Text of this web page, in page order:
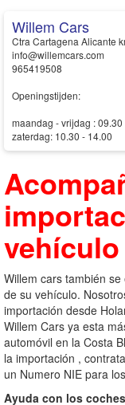
Willem Cars
Ctra Cartagena Alicante
info@willemcars.com
965419508
Openingstijden:
maandag - vrijdag : 09.30
zaterdag: 10.30 - 14.00
vehículo
Willem cars también
de su vehículo.
importación desde
Willem Cars ya esta
automóvil en la Costa
la importación ,
un Numero NIE para
Ayuda con los